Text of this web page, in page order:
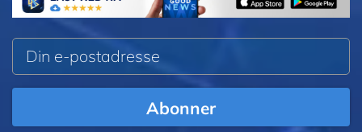
Abonner